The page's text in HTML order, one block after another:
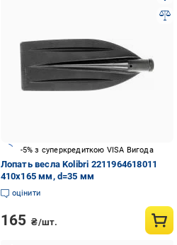
-5% з суперкредиткою VISA Вигода
Лопать весла Kolibri 2211964618011
410х165 мм, d=35 мм
оцінити
165 ₴/шт.